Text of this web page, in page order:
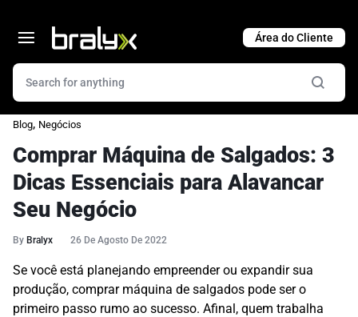
Blog, Negócios
Comprar Máquina de Salgados: 3
Dicas Essenciais para Alavancar
Seu Negócio
By Bralyx 26 De Agosto De 2022
Se você está planejando empreender ou expandir sua
produção, comprar máquina de salgados pode ser o
primeiro passo rumo ao sucesso. Afinal, quem trabalha